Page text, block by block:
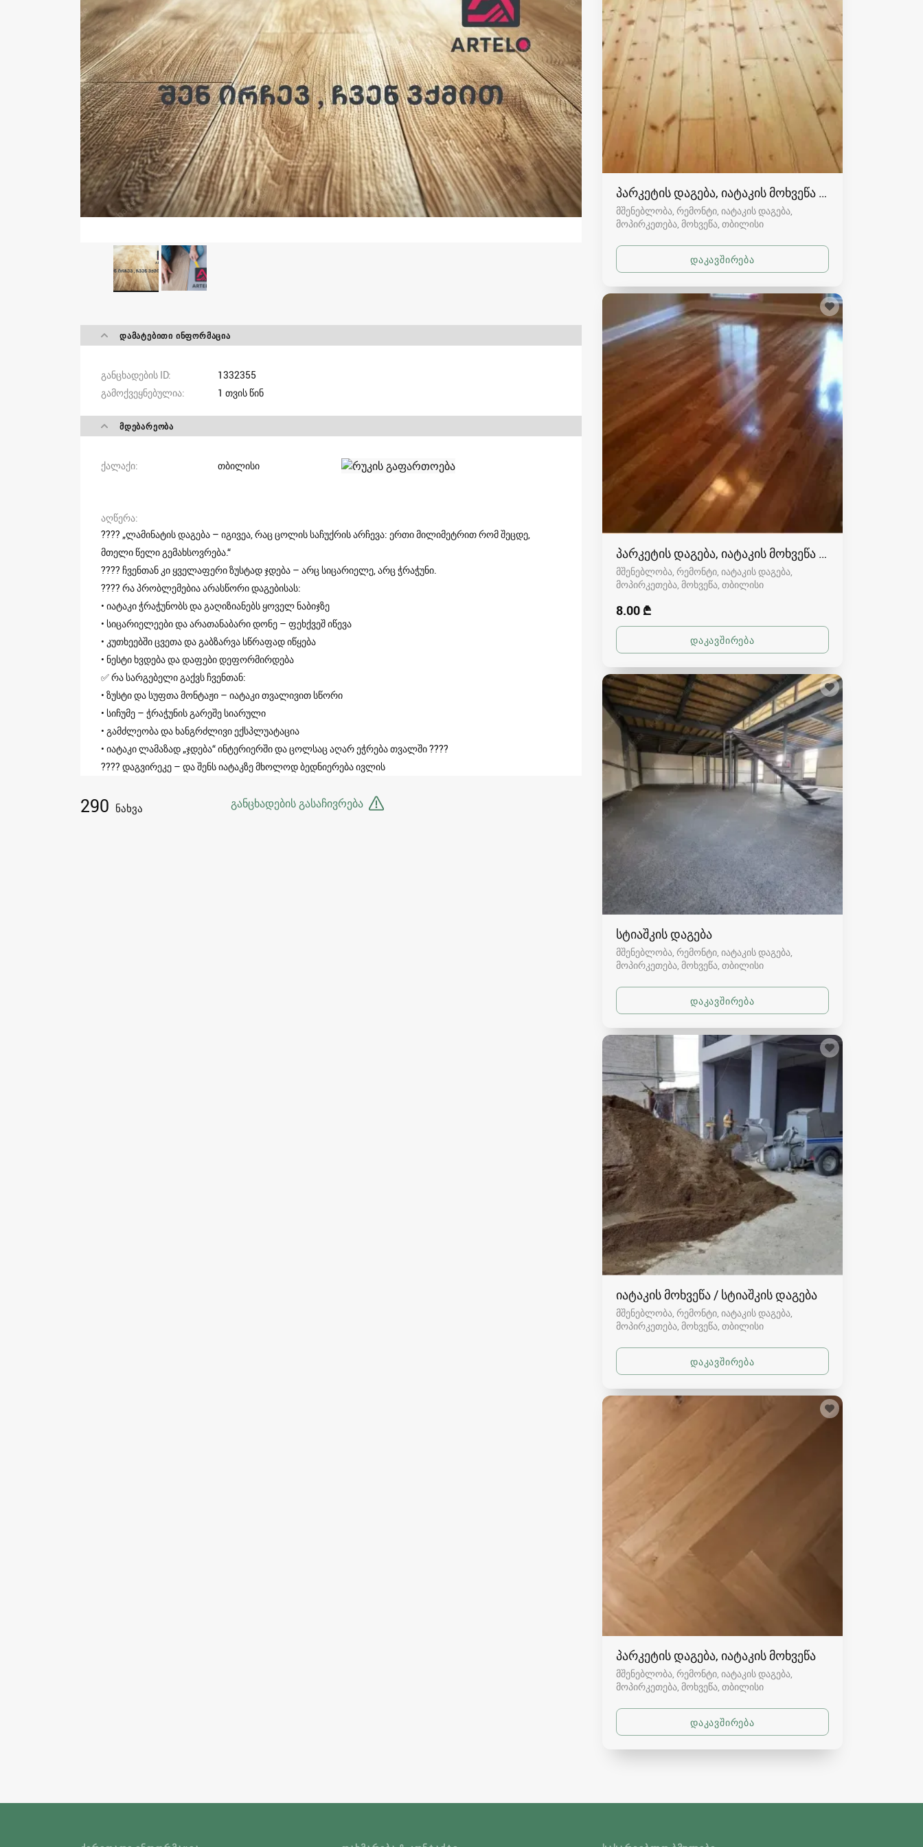
პარკეტის დაგება, იატაკის მოხვეწა (ციკლოვკა)
მშენებლობა, რემონტი, იატაკის დაგება,
მოპირკეთება, მოხვეწა თბილისი
პარკეტის დაგება, იატაკის მოხვეწა (ციკლოვკა)
მშენებლობა, რემონტი, იატაკის დაგება,
მოპირკეთება, მოხვეწა თბილისი
8.00 ₾
სტიაშკის დაგება
მშენებლობა, რემონტი, იატაკის დაგება,
მოპირკეთება, მოხვეწა თბილისი
იატაკის მოხვეწა / სტიაშკის დაგება
მშენებლობა, რემონტი, იატაკის დაგება,
მოპირკეთება, მოხვეწა თბილისი
პარკეტის დაგება, იატაკის მოხვეწა
მშენებლობა, რემონტი, იატაკის დაგება,
მოპირკეთება, მოხვეწა თბილისი
ᲓᲐᲛᲐᲢᲔᲑᲘᲗᲘ ᲘᲜᲤᲝᲠᲛᲐᲪᲘᲐ
განცხადების ID
1332355
გამოქვეყნებულია
1 თვის წინ
ᲛᲓᲔᲑᲐᲠᲔᲝᲑᲐ
ქალაქი თბილისი
აღწერა
???? „ლამინატის დაგება – იგივეა, რაც ცოლის საჩუქრის არჩევა: ერთი მილიმეტრით რომ შეცდე,
მთელი წელი გემახსოვრება.“
???? ჩვენთან კი ყველაფერი ზუსტად ჯდება – არც სიცარიელე, არც ჭრაჭუნი.
???? რა პრობლემებია არასწორი დაგებისას:
• იატაკი ჭრაჭუნობს და გაღიზიანებს ყოველ ნაბიჯზე
• სიცარიელეები და არათანაბარი დონე – ფეხქვეშ იწევა
• კუთხეებში ცვეთა და გაბზარვა სწრაფად იწყება
• ნესტი ხვდება და დაფები დეფორმირდება
✅ რა სარგებელი გაქვს ჩვენთან:
• ზუსტი და სუფთა მონტაჟი – იატაკი თვალივით სწორი
• სიჩუმე – ჭრაჭუნის გარეშე სიარული
• გამძლეობა და ხანგრძლივი ექსპლუატაცია
• იატაკი ლამაზად „ჯდება“ ინტერიერში და ცოლსაც აღარ ეჭრება თვალში ????
???? დაგვირეკე – და შენს იატაკზე მხოლოდ ბედნიერება ივლის
განცხადების გასაჩივრება
290 ნახვა